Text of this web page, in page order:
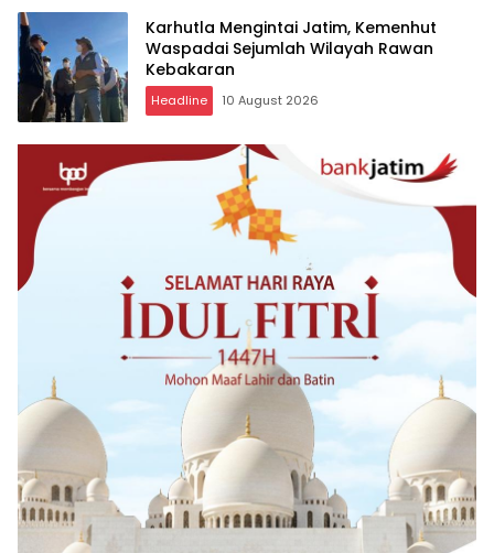
Karhutla Mengintai Jatim, Kemenhut
Waspadai Sejumlah Wilayah Rawan
Kebakaran
Headline 10 August 2026